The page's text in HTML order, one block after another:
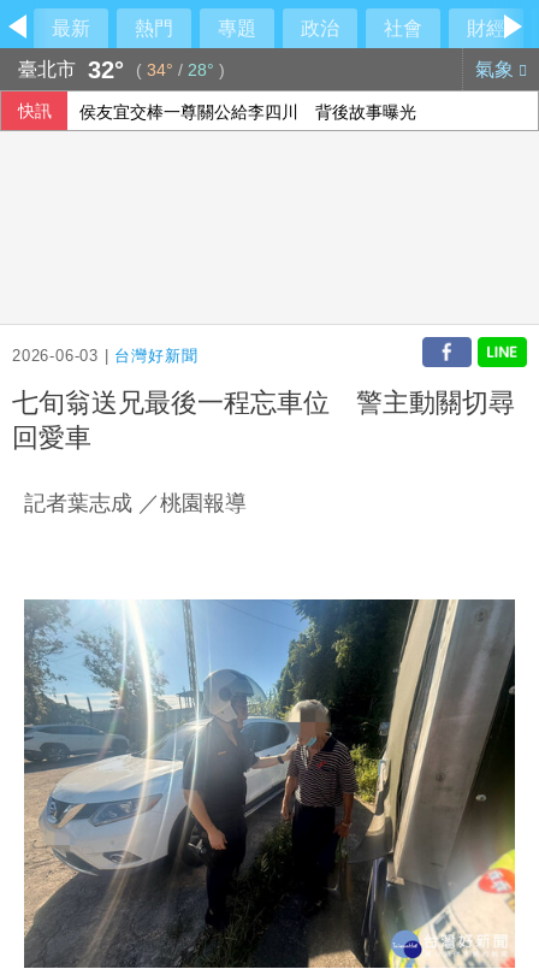
最新 熱門 專題 政治 社會
財經
臺北市 32° ( 34° / 28° ) 氣象
快訊 侯友宜交棒一尊關公給李四川 背後故事曝光
2026-06-03 | 台灣好新聞
七旬翁送兄最後一程忘車位 警主動關切尋
回愛車
記者葉志成 ／桃園報導